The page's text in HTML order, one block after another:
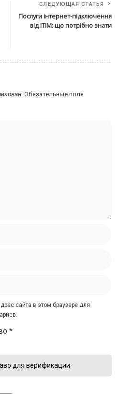
СЛЕДУЮЩАЯ СТАТЬЯ
Послуги інтернет-підключення
від ITIM: що потрібно знати
Обязательные поля
сайта в этом браузере для
*
для верификации